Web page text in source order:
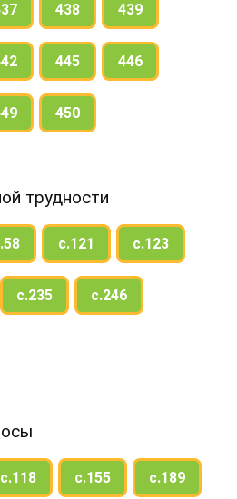
438 439
445 446
450
трудности
с.121 с.123
с.235 с.246
с.118 с.155 с.189